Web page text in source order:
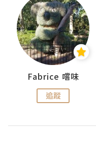
Fabrice 嚐味
追蹤